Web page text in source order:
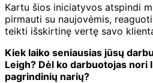
Kartu šios iniciatyvos atspindi
pirmauti su naujovėmis,
teikti išskirtinę vertę savo
Kiek laiko seniausias jūsų
Leigh? Dėl ko darbuotojas nori
pagrindinių narių?